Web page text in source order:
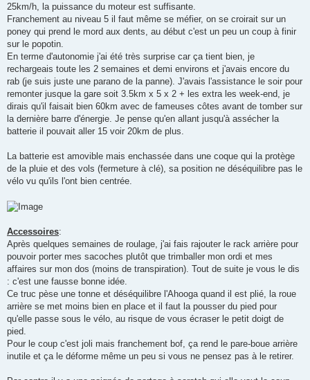
25km/h, la puissance du moteur est suffisante.
Franchement au niveau 5 il faut même se méfier, on se croirait sur un
poney qui prend le mord aux dents, au début c'est un peu un coup à finir
sur le popotin.
En terme d'autonomie j'ai été très surprise car ça tient bien, je
rechargeais toute les 2 semaines et demi environs et j'avais encore du
rab (je suis juste une parano de la panne). J'avais l'assistance le soir pour
remonter jusque la gare soit 3.5km x 5 x 2 + les extra les week-end, je
dirais qu'il faisait bien 60km avec de fameuses côtes avant de tomber sur
la dernière barre d'énergie. Je pense qu'en allant jusqu'à assécher la
batterie il pouvait aller 15 voir 20km de plus.
La batterie est amovible mais enchassée dans une coque qui la protège
de la pluie et des vols (fermeture à clé), sa position ne déséquilibre pas le
vélo vu qu'ils l'ont bien centrée.
Accessoires:
Après quelques semaines de roulage, j'ai fais rajouter le rack arrière pour
pouvoir porter mes sacoches plutôt que trimballer mon ordi et mes
affaires sur mon dos (moins de transpiration). Tout de suite je vous le dis
: c'est une fausse bonne idée.
Ce truc pèse une tonne et déséquilibre l'Ahooga quand il est plié, la roue
arrière se met moins bien en place et il faut la pousser du pied pour
qu'elle passe sous le vélo, au risque de vous écraser le petit doigt de
pied.
Pour le coup c'est joli mais franchement bof, ça rend le pare-boue arrière
inutile et ça le déforme même un peu si vous ne pensez pas à le retirer.